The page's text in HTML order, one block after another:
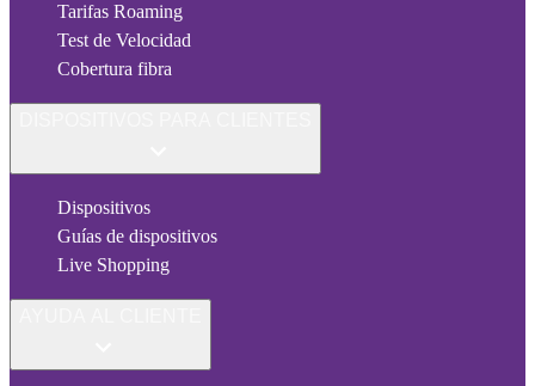
Tarifas Roaming
Test de Velocidad
Cobertura fibra
Dispositivos
Guías de dispositivos
Live Shopping